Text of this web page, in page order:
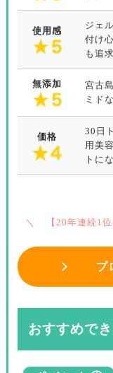
使用感
ジェ
付け
も追
無添加
宮古
ミド
価格
30日
用美
トに
【20年連続1
プ
おすすめで